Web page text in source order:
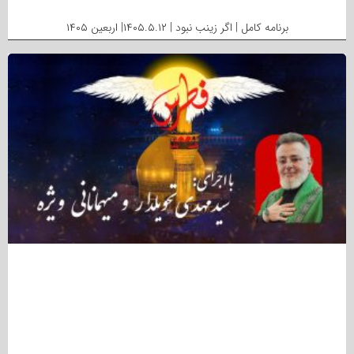
برنامه کامل | اگر زینب نبود | ۱۴۰۵.۵.۱۲| اربعین ۱۴۰۵